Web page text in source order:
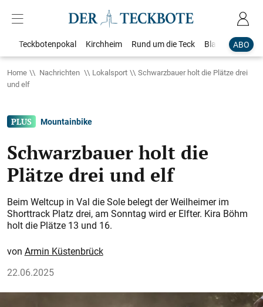
ABO
Teckbotenpokal Kirchheim Rund um die Teck Blaulicht
Home Nachrichten Lokalsport
Schwarzbauer holt die Plätze drei
und elf
Mountainbike
Schwarzbauer holt die
Plätze drei und elf
Beim Weltcup in Val die Sole belegt der Weilheimer im
Shorttrack Platz drei, am Sonntag wird er Elfter. Kira Böhm
holt die Plätze 13 und 16.
Armin Küstenbrück
22.06.2025